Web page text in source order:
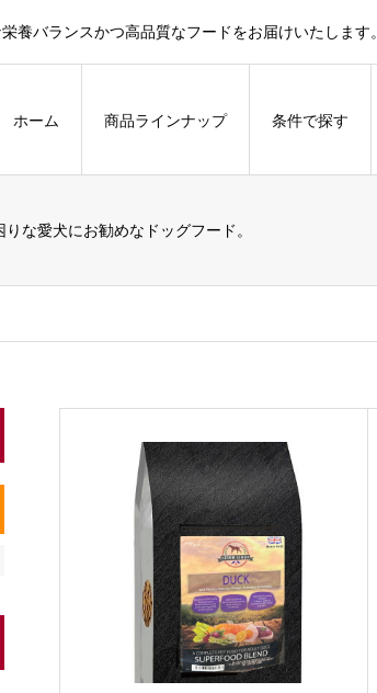
養バランスかつ高品質なフードをお届けいたします。
ホーム 商品ラインナップ 条件で探す
な愛犬にお勧めなドッグフード。